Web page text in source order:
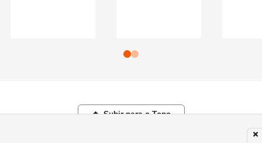
Subir para o Topo